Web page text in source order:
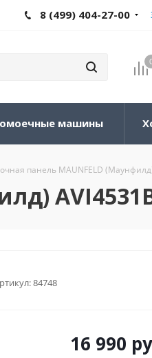
8 (499) 404-27-00
машины
панель MAUNFELD
84748
16 990